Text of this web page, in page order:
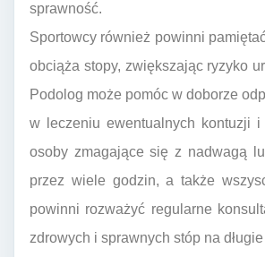
sprawność.
Sportowcy również powinni
obciąża stopy, zwiększając ryzyko
Podolog może pomóc w doborze
w leczeniu ewentualnych kontuzji i
osoby zmagające się z nadwagą
przez wiele godzin, a także
powinni rozważyć regularne
zdrowych i sprawnych stóp na